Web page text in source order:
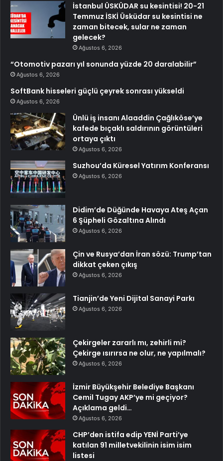
İstanbul ÜSKÜDAR su kesintisi! 20-21
Temmuz İSKİ Üsküdar su kesintisi ne
zaman bitecek, sular ne zaman
gelecek?
Ağustos 6, 2026
“Otomotiv pazarı yıl sonunda yüzde 20 daralabilir”
Ağustos 6, 2026
SoftBank hisseleri güçlü çeyrek sonrası yükseldi
Ağustos 6, 2026
Ünlü iş insanı Alaaddin Çağlıköse’ye
kafede bıçaklı saldırının görüntüleri
ortaya çıktı
Ağustos 6, 2026
Suzhou’da Küresel Yatırım Konferansı
Ağustos 6, 2026
Didim’de Düğünde Havaya Ateş Açan
6 Şüpheli Gözaltına Alındı
Ağustos 6, 2026
Çin ve Rusya’dan İran sözü: Trump’tan
dikkat çeken çıkış
Ağustos 6, 2026
Tianjin’de Yeni Dijital Sanayi Parkı
Ağustos 6, 2026
Çekirgeler zararlı mı, zehirli mi?
Çekirge ısırırsa ne olur, ne yapılmalı?
Ağustos 6, 2026
İzmir Büyükşehir Belediye Başkanı
Cemil Tugay AKP’ye mi geçiyor?
Açıklama geldi…
Ağustos 6, 2026
CHP’den istifa edip YENİ Parti’ye
katılan 91 milletvekilinin isim isim
listesi